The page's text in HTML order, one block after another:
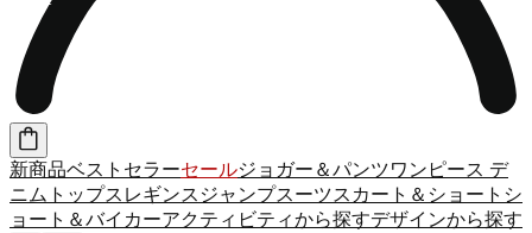
新商品ベストセラーセールジョガー＆パンツワンピース デ
ニム トップス レギンス ジャンプスーツスカート＆ショート シ
ョート＆バイカーアクティビティから探すデザインから探す